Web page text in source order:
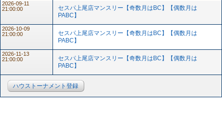
2026-09-11
21:00:00
セスパ上尾店マンスリー【奇数月はBC】【偶数月は
PABC】
2026-10-09
21:00:00
セスパ上尾店マンスリー【奇数月はBC】【偶数月は
PABC】
2026-11-13
21:00:00
セスパ上尾店マンスリー【奇数月はBC】【偶数月は
PABC】
ハウストーナメント登録